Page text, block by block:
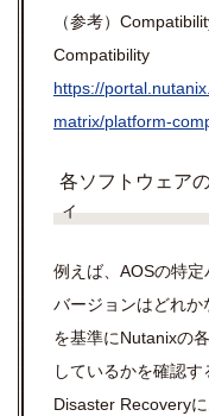
（参考）
Compatibility
https://
matrix/platform-
各ソフトウェア
ィ
例えば、AOSの特
バージョンはどれ
を基準にNutanixの
しているかを確認
Disaster Recovery